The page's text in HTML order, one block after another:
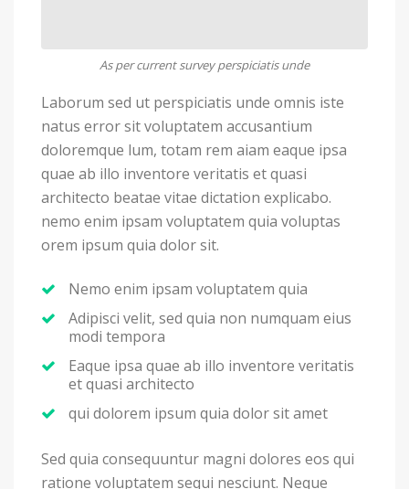
As per current survey perspiciatis unde
Laborum sed ut perspiciatis unde omnis iste
natus error sit voluptatem accusantium
doloremque lum, totam rem aiam eaque ipsa
quae ab illo inventore veritatis et quasi
architecto beatae vitae dictation explicabo.
nemo enim ipsam voluptatem quia voluptas
orem ipsum quia dolor sit.
Nemo enim ipsam voluptatem quia
Adipisci velit, sed quia non numquam eius
modi tempora
Eaque ipsa quae ab illo inventore veritatis
et quasi architecto
qui dolorem ipsum quia dolor sit amet
Sed quia consequuntur magni dolores eos qui
ratione voluptatem sequi nesciunt. Neque